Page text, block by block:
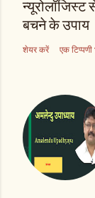
बचने के उपाय
शेयर करें एक